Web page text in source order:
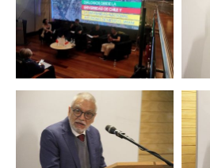
Zoom